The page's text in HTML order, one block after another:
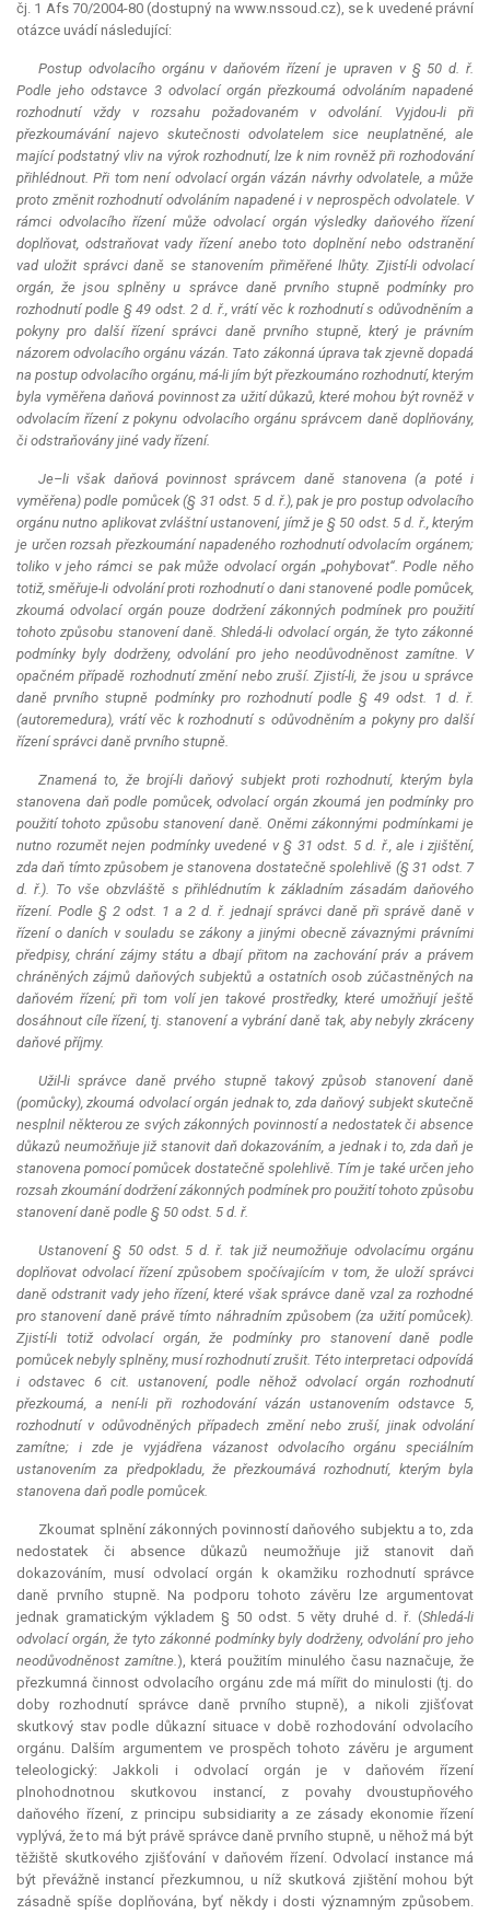
čj. 1 Afs 70/2004-80 (dostupný na www.nssoud.cz), se k uvedené právní
otázce uvádí následující:
Postup odvolacího orgánu v daňovém řízení je upraven v § 50 d. ř.
Podle jeho odstavce 3 odvolací orgán přezkoumá odvoláním napadené
rozhodnutí vždy v rozsahu požadovaném v odvolání. Vyjdou-li při
přezkoumávání najevo skutečnosti odvolatelem sice neuplatněné, ale
mající podstatný vliv na výrok rozhodnutí, lze k nim rovněž při rozhodování
přihlédnout. Při tom není odvolací orgán vázán návrhy odvolatele, a může
proto změnit rozhodnutí odvoláním napadené i v neprospěch odvolatele. V
rámci odvolacího řízení může odvolací orgán výsledky daňového řízení
doplňovat, odstraňovat vady řízení anebo toto doplnění nebo odstranění
vad uložit správci daně se stanovením přiměřené lhůty. Zjistí-li odvolací
orgán, že jsou splněny u správce daně prvního stupně podmínky pro
rozhodnutí podle § 49 odst. 2 d. ř., vrátí věc k rozhodnutí s odůvodněním a
pokyny pro další řízení správci daně prvního stupně, který je právním
názorem odvolacího orgánu vázán. Tato zákonná úprava tak zjevně dopadá
na postup odvolacího orgánu, má-li jím být přezkoumáno rozhodnutí, kterým
byla vyměřena daňová povinnost za užití důkazů, které mohou být rovněž v
odvolacím řízení z pokynu odvolacího orgánu správcem daně doplňovány,
či odstraňovány jiné vady řízení.
Je–li však daňová povinnost správcem daně stanovena (a poté i
vyměřena) podle pomůcek (§ 31 odst. 5 d. ř.), pak je pro postup odvolacího
orgánu nutno aplikovat zvláštní ustanovení, jímž je § 50 odst. 5 d. ř., kterým
je určen rozsah přezkoumání napadeného rozhodnutí odvolacím orgánem;
toliko v jeho rámci se pak může odvolací orgán „pohybovat“. Podle něho
totiž, směřuje-li odvolání proti rozhodnutí o dani stanovené podle pomůcek,
zkoumá odvolací orgán pouze dodržení zákonných podmínek pro použití
tohoto způsobu stanovení daně. Shledá-li odvolací orgán, že tyto zákonné
podmínky byly dodrženy, odvolání pro jeho neodůvodněnost zamítne. V
opačném případě rozhodnutí změní nebo zruší. Zjistí-li, že jsou u správce
daně prvního stupně podmínky pro rozhodnutí podle § 49 odst. 1 d. ř.
(autoremedura), vrátí věc k rozhodnutí s odůvodněním a pokyny pro další
řízení správci daně prvního stupně.
Znamená to, že brojí-li daňový subjekt proti rozhodnutí, kterým byla
stanovena daň podle pomůcek, odvolací orgán zkoumá jen podmínky pro
použití tohoto způsobu stanovení daně. Oněmi zákonnými podmínkami je
nutno rozumět nejen podmínky uvedené v § 31 odst. 5 d. ř., ale i zjištění,
zda daň tímto způsobem je stanovena dostatečně spolehlivě (§ 31 odst. 7
d. ř.). To vše obzvláště s přihlédnutím k základním zásadám daňového
řízení. Podle § 2 odst. 1 a 2 d. ř. jednají správci daně při správě daně v
řízení o daních v souladu se zákony a jinými obecně závaznými právními
předpisy, chrání zájmy státu a dbají přitom na zachování práv a právem
chráněných zájmů daňových subjektů a ostatních osob zúčastněných na
daňovém řízení; při tom volí jen takové prostředky, které umožňují ještě
dosáhnout cíle řízení, tj. stanovení a vybrání daně tak, aby nebyly zkráceny
daňové příjmy.
Užil-li správce daně prvého stupně takový způsob stanovení daně
(pomůcky), zkoumá odvolací orgán jednak to, zda daňový subjekt skutečně
nesplnil některou ze svých zákonných povinností a nedostatek či absence
důkazů neumožňuje již stanovit daň dokazováním, a jednak i to, zda daň je
stanovena pomocí pomůcek dostatečně spolehlivě. Tím je také určen jeho
rozsah zkoumání dodržení zákonných podmínek pro použití tohoto způsobu
stanovení daně podle § 50 odst. 5 d. ř.
Ustanovení § 50 odst. 5 d. ř. tak již neumožňuje odvolacímu orgánu
doplňovat odvolací řízení způsobem spočívajícím v tom, že uloží správci
daně odstranit vady jeho řízení, které však správce daně vzal za rozhodné
pro stanovení daně právě tímto náhradním způsobem (za užití pomůcek).
Zjistí-li totiž odvolací orgán, že podmínky pro stanovení daně podle
pomůcek nebyly splněny, musí rozhodnutí zrušit. Této interpretaci odpovídá
i odstavec 6 cit. ustanovení, podle něhož odvolací orgán rozhodnutí
přezkoumá, a není-li při rozhodování vázán ustanovením odstavce 5,
rozhodnutí v odůvodněných případech změní nebo zruší, jinak odvolání
zamítne; i zde je vyjádřena vázanost odvolacího orgánu speciálním
ustanovením za předpokladu, že přezkoumává rozhodnutí, kterým byla
stanovena daň podle pomůcek.
Zkoumat splnění zákonných povinností daňového subjektu a to, zda
nedostatek či absence důkazů neumožňuje již stanovit daň
dokazováním, musí odvolací orgán k okamžiku rozhodnutí správce
daně prvního stupně. Na podporu tohoto závěru lze argumentovat
jednak gramatickým výkladem § 50 odst. 5 věty druhé d. ř. (Shledá-li
odvolací orgán, že tyto zákonné podmínky byly dodrženy, odvolání pro jeho
neodůvodněnost zamítne.), která použitím minulého času naznačuje, že
přezkumná činnost odvolacího orgánu zde má mířit do minulosti (tj. do
doby rozhodnutí správce daně prvního stupně), a nikoli zjišťovat
skutkový stav podle důkazní situace v době rozhodování odvolacího
orgánu. Dalším argumentem ve prospěch tohoto závěru je argument
teleologický: Jakkoli i odvolací orgán je v daňovém řízení
plnohodnotnou skutkovou instancí, z povahy dvoustupňového
daňového řízení, z principu subsidiarity a ze zásady ekonomie řízení
vyplývá, že to má být právě správce daně prvního stupně, u něhož má být
těžiště skutkového zjišťování v daňovém řízení. Odvolací instance má
být převážně instancí přezkumnou, u níž skutková zjištění mohou být
zásadně spíše doplňována, byť někdy i dosti významným způsobem.